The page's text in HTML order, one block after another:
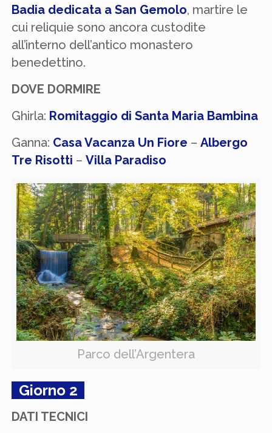
Badia dedicata a San Gemolo, martire le
cui reliquie sono ancora custodite
all’interno dell’antico monastero
benedettino.
DOVE DORMIRE
Ghirla: Romitaggio di Santa Maria Bambina
Ganna: Casa Vacanza Un Fiore –Albergo
Tre Risotti –Villa Paradiso
Parco dell’Argentera
Giorno 2
DATI TECNICI